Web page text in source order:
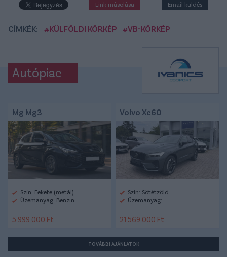
Link másolása Email küldés
CÍMKÉK: #KÜLFÖLDI KÖRKÉP #VB-KÖRKÉP
Autópiac
Mg Mg3
Szín: Fekete (metál)
Üzemanyag: Benzin
5 999 000 Ft
Volvo Xc60
Szín: Sötétzöld
Üzemanyag:
21 569 000 Ft
TOVÁBBI AJÁNLATOK